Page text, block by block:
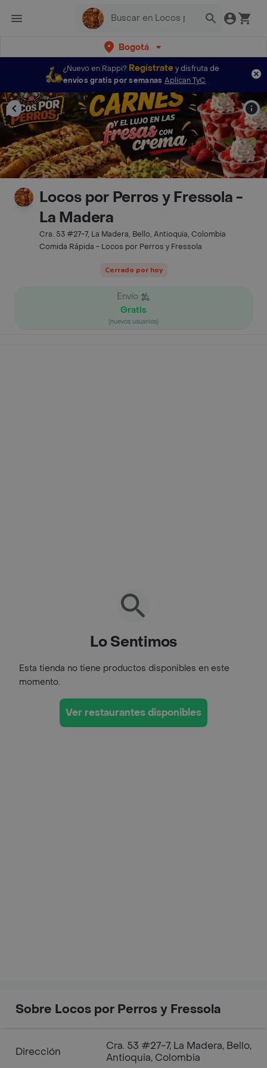
Bogotá
¿Nuevo en Rappi? Regístratey disfruta de
envíos gratis por semanas Aplican TyC
Locos por Perros y Fressola -
La Madera
Cra. 53 #27-7, La Madera, Bello, Antioquia, Colombia
Comida Rápida - Locos por Perros y Fressola
Cerrado por hoy
Envío
Gratis
(nuevos usuarios)
Lo Sentimos
Esta tienda no tiene productos disponibles en este
momento.
Ver restaurantes disponibles
Sobre Locos por Perros y Fressola
Dirección
Cra. 53 #27-7, La Madera, Bello,
Antioquia, Colombia